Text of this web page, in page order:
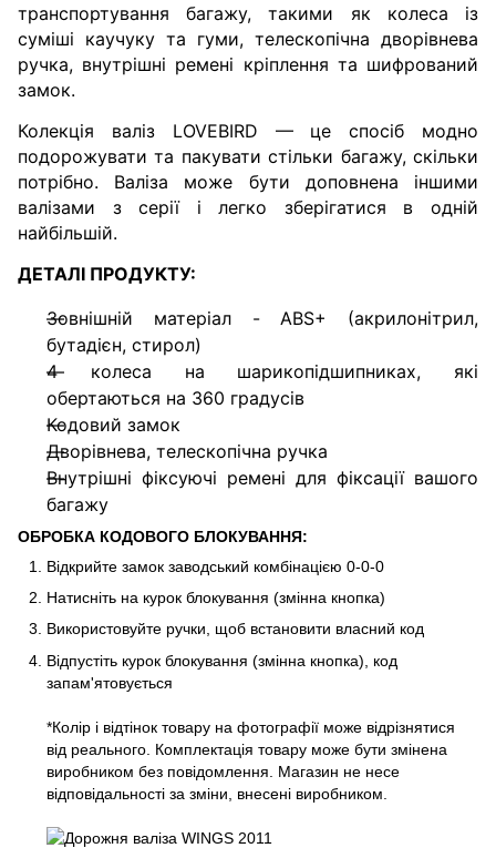
транспортування багажу, такими як колеса із
суміші каучуку та гуми, телескопічна дворівнева
ручка, внутрішні ремені кріплення та шифрований
замок.
Колекція валіз LOVEBIRD — це спосіб модно
подорожувати та пакувати стільки багажу, скільки
потрібно. Валіза може бути доповнена іншими
валізами з серії і легко зберігатися в одній
найбільшій.
ДЕТАЛІ ПРОДУКТУ:
Зовнішній матеріал - ABS+ (акрилонітрил,
бутадієн, стирол)
4 колеса на шарикопідшипниках, які
обертаються на 360 градусів
Кодовий замок
Дворівнева, телескопічна ручка
Внутрішні фіксуючі ремені для фіксації вашого
багажу
ОБРОБКА КОДОВОГО БЛОКУВАННЯ:
Відкрийте замок заводський комбінацією 0-0-0
Натисніть на курок блокування (змінна кнопка)
Використовуйте ручки, щоб встановити власний код
Відпустіть курок блокування (змінна кнопка), код
запам'ятовується
*Колір і відтінок товару на фотографії може відрізнятися
від реального. Комплектація товару може бути змінена
виробником без повідомлення. Магазин не несе
відповідальності за зміни, внесені виробником.